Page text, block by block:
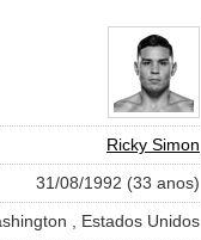
Ricky Simon
31/08/1992 (33 anos)
, Estados Unidos